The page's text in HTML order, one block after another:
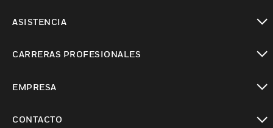
ASISTENCIA
CARRERAS PROFESIONALES
EMPRESA
CONTACTO